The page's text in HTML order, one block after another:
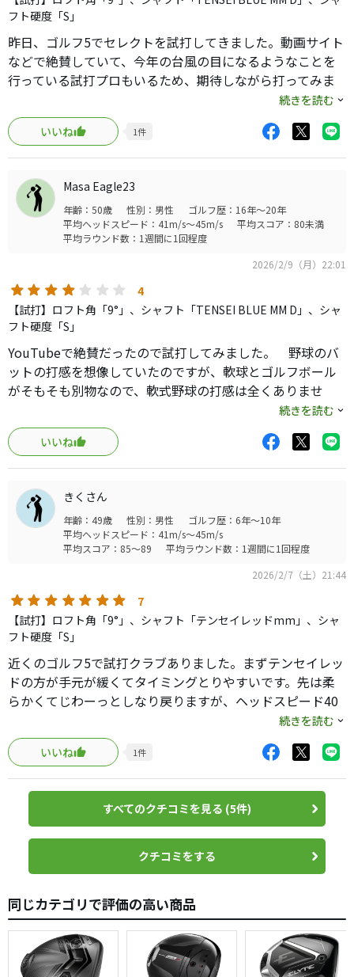
す。
フト硬度「S」
昨日、ゴルフ5でセレクトを試打してきました。動画サイト
などで絶賛していて、今年の台風の目になるようなことを
行っている試打プロもいるため、期待しながら打ってみま
構えた時の顔は可もなく不可もなくで、普段テーラーメイ
ドに慣れている私にとっては少しスマートな顔つき。
意外だったのは打感で、ナノアロイがどんなものかと期待
していたのにとても硬い感触でした。ヘッドスピードは46
くらいですが、フェイスに硬い板が貼られいている感触。
芯を食っていないのかと思いましたが、何度打っても嫌な
硬い感触。フェイス面がたわむ感触はほぼ感じられませ
ータル250yから255yとQi35より10％飛ばない結果となりま
した。このクラブは前情報やネット情報、試打動画だけを
見て購入することをおすすめしません。
その後にQi4Dも試打しましたが、打感は気持ちいいし、飛
距離も275yと今使っているQi35と同レベル。
ここであまり酷評はしたくありませんが、あまりにもJPXが
期待外れだったので書かせていただきました。
購入前の試打を強くお勧めします。
試打の最後に店員さんに聞いたところ、Qi4D、クアンタ
ム、JPX(予約)の中ではダントツにQi4Dが売れているとの
ことでした。
続きを読む
いいね
1件
Masa Eagle23
年齢：50歳 性別：男性
ゴルフ歴：16年～20年
平均ヘッドスピード：41m/s～45m/s
平均スコア：80未満
平均ラウンド数：1週間に1回程度
2026/2/9（月）22:01
4
【試打】ロフト角「9°」、シャフト「TENSEI BLUE MM D」、シャ
フト硬度「S」
YouTubeで絶賛だったので試打してみました。 野球のバ
ットの打感を想像していたのですが、軟球とゴルフボール
がそもそも別物なので、軟式野球の打感は全くありませ
ん。ベットスピードが４５以上ないと恩恵がないクラブだ
と思います。
フェイスへの吸いつき、玉持ちはキャロウェイのクァンタ
ムの方が私好みでした。
店員さんも言ってましたが飛びはテーラーメイドやキャロ
ウェイの方が上回っていると思います。
続きを読む
いいね
きくさん
年齢：49歳 性別：男性
ゴルフ歴：6年～10年
平均ヘッドスピード：41m/s～45m/s
平均スコア：85～89
平均ラウンド数：1週間に1回程度
2026/2/7（土）21:44
7
【試打】ロフト角「9°」、シャフト「テンセイレッドmm」、シャ
フト硬度「S」
近くのゴルフ5で試打クラブありました。まずテンセイレッ
ドの方が手元が緩くてタイミングとりやすいです。先は柔
らかくてじわーっとしなり戻りますが、ヘッドスピード40
以下の人には十分なしなり戻りだと思います。ヘッドはセ
レクトの方が扱いやすく感じました。つかまりや高さは抑
えられていて、1度寝かせて打ちましたが、レッドで思い切
り振ってもほんのりフェードしました。バッグスピンは少
し入るほうで、フェードが強くて2900回転、ストレートで
2500ほど。ミート率はなんと1.52を記録。ほとんど1.48と
かオーバーしてたので、ほんとにルール適合なのか心配に
なります。一度寝かせても打ち出し角10度くらいだったの
で、高さがでて、捕まえられたらとんでもなく飛ぶドライ
しいくらいかなーと思いました。テンセイブルーは手元硬
くて、しっかりためられる人でないとだめだし、そこまで
シャフトが仕事する感じではなかったです。セレクトにレ
ッドの方が相性いいと思いました。
続きを読む
いいね
1件
すべてのクチコミを見る (5件)
クチコミをする
同じカテゴリで評価の高い商品